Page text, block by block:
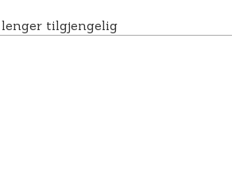
tilgjengelig